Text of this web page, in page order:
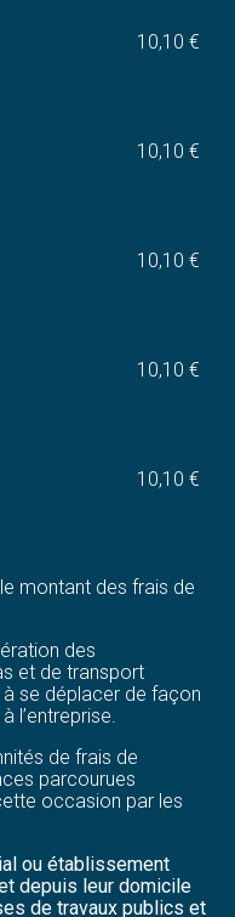
10,10 €
10,10 €
10,10 €
10,10 €
10,10 €
montant des frais de
des
et de transport
se déplacer de façon
l’entreprise.
de frais de
parcourues
occasion par les
ou établissement
depuis leur domicile
de travaux publics et